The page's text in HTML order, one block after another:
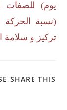
يوم) للصفات
(نسبة الحركة
تركيز و سلامة
SHARE THIS